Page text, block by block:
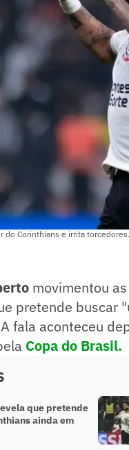
do Corinthians e irrita
movimentou
pretende buscar
fala aconteceu
Copa do Brasil.
que pretende
ainda em